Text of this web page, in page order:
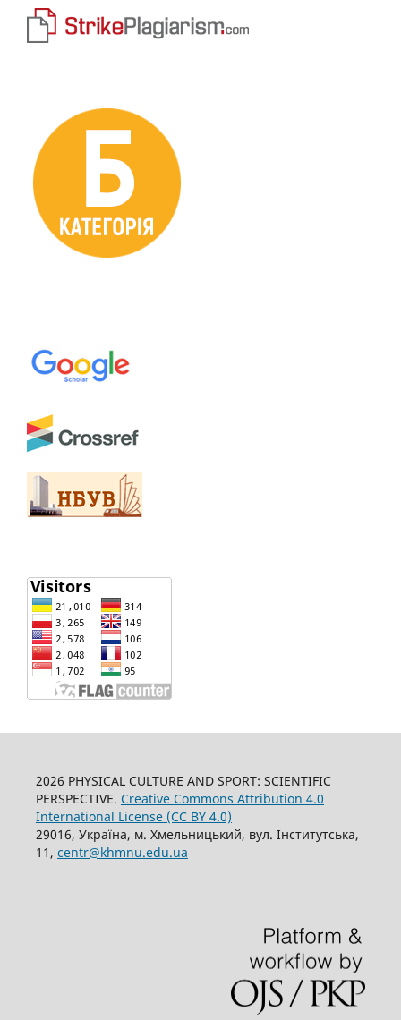
2026 PHYSICAL CULTURE AND SPORT: SCIENTIFIC
PERSPECTIVE. Creative Commons Attribution 4.0
International License (CC BY 4.0)
29016, Україна, м. Хмельницький, вул. Інститутська,
11, centr@khmnu.edu.ua